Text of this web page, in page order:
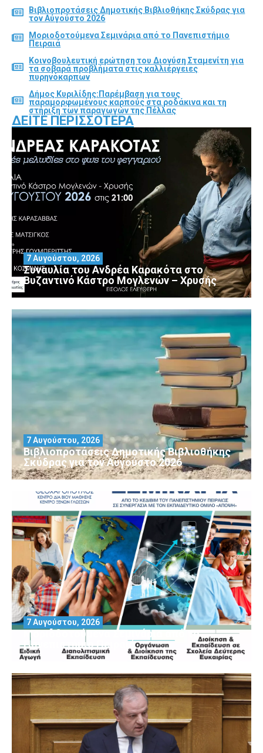
Βιβλιοπροτάσεις Δημοτικής Βιβλιοθήκης Σκύδρας για
τον Αύγούστο 2026
Μοριοδοτούμενα Σεμινάρια από το Πανεπιστήμιο
Πειραιά
Κοινοβουλευτική ερώτηση του Διονύση Σταμενίτη για
τα σοβαρά προβλήματα στις καλλιέργειες
πυρηνόκαρπων
Δήμος Κυριλίδης:Παρέμβαση για τους
παραμορφωμένους καρπούς στα ροδάκινα και τη
στήριξη των παραγωγών της Πέλλας
ΔΕΊΤΕ ΠΕΡΙΣΣΌΤΕΡΑ
Συναυλία του Ανδρέα Καρακότα στο
Βυζαντινό Κάστρο Μογλενών – Χρυσής
7 Αυγούστου, 2026
Βιβλιοπροτάσεις Δημοτικής Βιβλιοθήκης
Σκύδρας για τον Αύγούστο 2026
7 Αυγούστου, 2026
Μοριοδοτούμενα Σεμινάρια από το
Πανεπιστήμιο Πειραιά
7 Αυγούστου, 2026